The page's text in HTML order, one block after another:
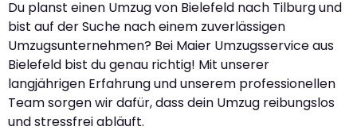
Du planst einen Umzug von Bielefeld nach Tilburg und
bist auf der Suche nach einem zuverlässigen
Umzugsunternehmen? Bei Maier Umzugsservice aus
Bielefeld bist du genau richtig! Mit unserer
langjährigen Erfahrung und unserem professionellen
Team sorgen wir dafür, dass dein Umzug reibungslos
und stressfrei abläuft.